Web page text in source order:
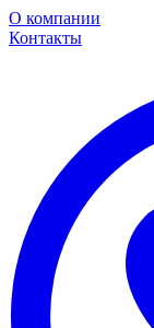
О компании
Контакты